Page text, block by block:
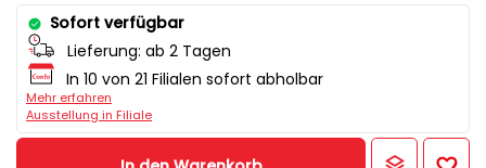
Sofort verfügbar
Lieferung: ab 2 Tagen
In 10 von 21 Filialen sofort abholbar
Mehr erfahren
Ausstellung in Filiale